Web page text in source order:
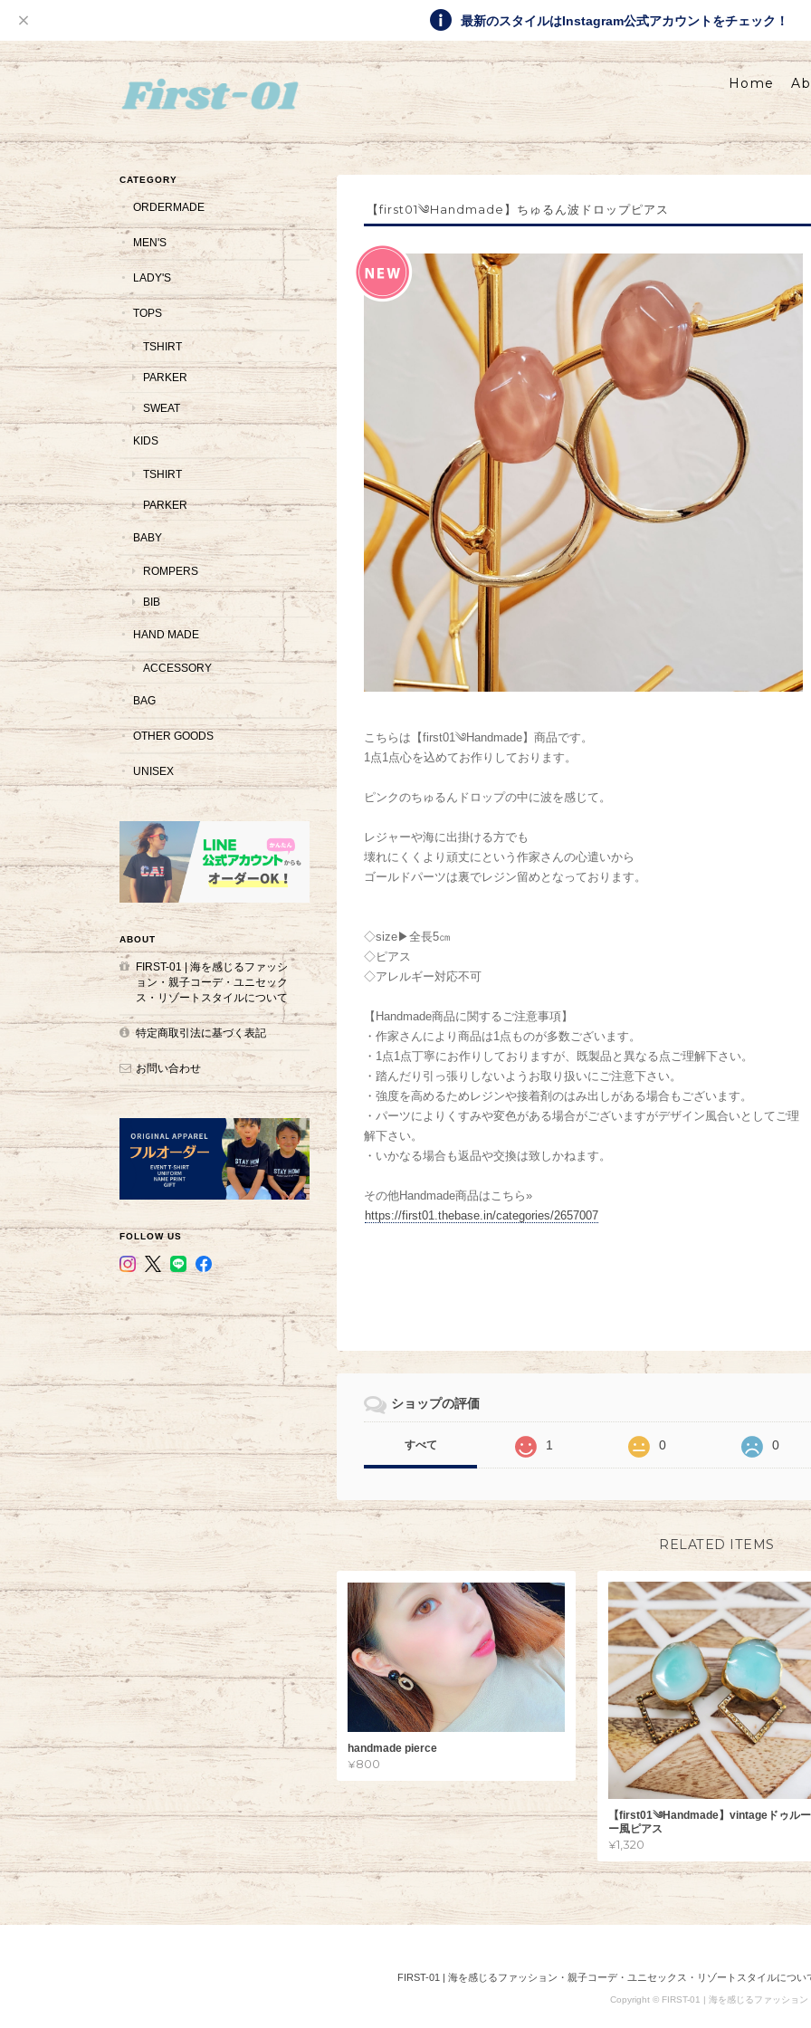
最新のスタイルはInstagram公式アカウントをチェック！
Home
【first01༄Handmade】ちゅるん波ドロップピアス
こちらは【first01༄Handmade】商品です。
1点1点心を込めてお作りしております。
ピンクのちゅるんドロップの中に波を感じて。
レジャーや海に出掛ける方でも
壊れにくくより頑丈にという作家さんの心遣いから
ゴールドパーツは裏でレジン留めとなっております。
◇size▶︎全長5㎝
◇ピアス
◇アレルギー対応不可
【Handmade商品に関するご注意事項】
・作家さんにより商品は1点ものが多数ございます。
・1点1点丁寧にお作りしておりますが、既製品と異なる点ご理解下さい。
・踏んだり引っ張りしないようお取り扱いにご注意下さい。
・強度を高めるためレジンや接着剤のはみ出しがある場合もございます。
・パーツによりくすみや変色がある場合がございますがデザイン風合いとしてご理
解下さい。
・いかなる場合も返品や交換は致しかねます。
その他Handmade商品はこちら»
https://first01.thebase.in/categories/2657007
ショップの評価
すべて 1 0 0
RELATED ITEMS
handmade pierce
¥800
【first01༄Handmade】vintageドゥル
ー風ピアス
¥1,320
CATEGORY
ORDERMADE
MEN'S
LADY'S
TOPS
TSHIRT
PARKER
SWEAT
KIDS
TSHIRT
PARKER
BABY
ROMPERS
BIB
HAND MADE
ACCESSORY
BAG
OTHER GOODS
UNISEX
ABOUT
FIRST-01 | 海を感じるファッシ
ョン・親子コーデ・ユニセック
ス・リゾートスタイルについて
特定商取引法に基づく表記
お問い合わせ
FOLLOW US
FIRST-01 | 海を感じるファッション・親子コーデ・ユニセックス・リゾートスタイルについ
Copyright © FIRST-01 | 海を感じるファッショ